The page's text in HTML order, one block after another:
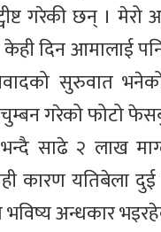
गरेकी छन् ।
दिन आमालाई
सुरुवात
गरेको फोटो
साढे २ लाख
कारण यतिबेला दुई
अन्धकार